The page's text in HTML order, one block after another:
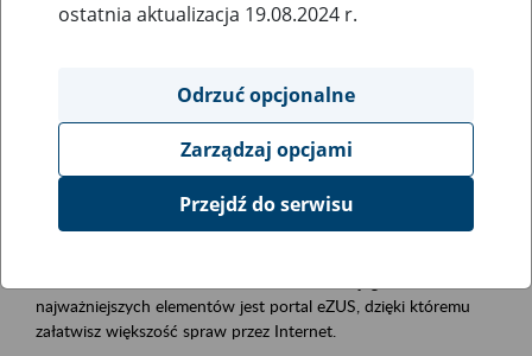
Szkolenia
Obszar merytoryczny
obsługa klientów
Opis wydarzenia
Platforma Usług Elektronicznych eZUS
najważniejszych elementów jest portal eZUS, dzięki któremu
załatwisz większość spraw przez Internet.
ostatnia aktualizacja 19.08.2024 r.
Odrzuć opcjonalne
Zarządzaj opcjami
Przejdź do serwisu